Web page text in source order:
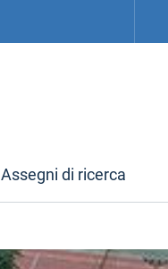
Assegni di ricerca